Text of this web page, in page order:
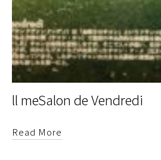
ll meSalon de Vendredi
Read More